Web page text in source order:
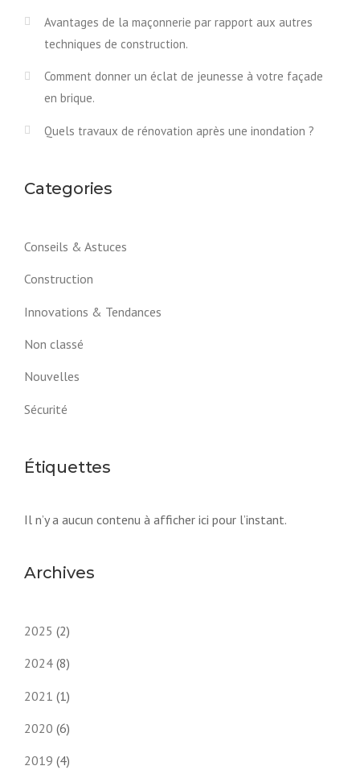
Avantages de la maçonnerie par rapport aux autres
techniques de construction.
Comment donner un éclat de jeunesse à votre façade
en brique.
Quels travaux de rénovation après une inondation ?
Categories
Conseils & Astuces
Construction
Innovations & Tendances
Non classé
Nouvelles
Sécurité
Étiquettes
Il n’y a aucun contenu à afficher ici pour l’instant.
Archives
2025 (2)
2024 (8)
2021 (1)
2020 (6)
2019 (4)